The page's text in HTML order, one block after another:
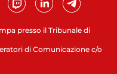
presso il Tribunale di
di Comunicazione c/o